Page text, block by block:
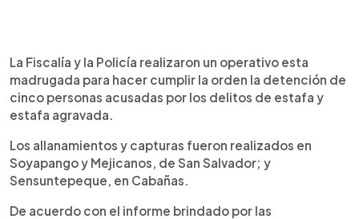
► Escuchar artículo
La Fiscalía y la Policía realizaron un operativo esta
madrugada para hacer cumplir la orden la detención de
cinco personas acusadas por los delitos de estafa y
estafa agravada.
Los allanamientos y capturas fueron realizados en
Soyapango y Mejicanos, de San Salvador; y
Sensuntepeque, en Cabañas.
De acuerdo con el informe brindado por las